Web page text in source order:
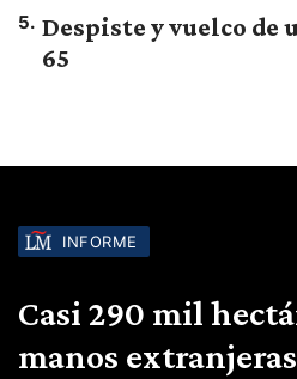
5. Despiste y vuelco de
65
INFORME
Casi 290 mil
manos